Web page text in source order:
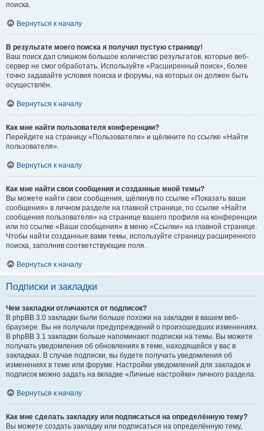
поиска.
Вернуться к началу
В результате моего поиска я получил пустую страницу!
Ваш поиск дал слишком большое количество результатов, которые веб-
сервер не смог обработать. Используйте «Расширенный поиск», более
точно задавайте условия поиска и форумы, на которых он должен быть
осуществлён.
Вернуться к началу
Как мне найти пользователя конференции?
Перейдите на страницу «Пользователи» и щёлкните по ссылке «Найти
пользователя».
Вернуться к началу
Как мне найти свои сообщения и созданные мной темы?
Вы можете найти свои сообщения, щёлкнув по ссылке «Показать ваши
сообщения» в личном разделе на главной странице, по ссылке «Найти
сообщения пользователя» на странице вашего профиля на конференции
или по ссылке «Ваши сообщения» в меню «Ссылки» на главной странице.
Чтобы найти созданные вами темы, используйте страницу расширенного
поиска, заполнив соответствующие поля.
Вернуться к началу
Подписки и закладки
Чем закладки отличаются от подписок?
В phpBB 3.0 закладки были больше похожи на закладки в вашем веб-
браузере. Вы не получали предупреждений о произошедших изменениях.
В phpBB 3.1 закладки больше напоминают подписки на темы. Вы можете
получать уведомления об обновлениях в теме, находящейся у вас в
закладках. В случае подписки, вы будете получать уведомления об
изменениях в теме или форуме. Настройки уведомлений для закладок и
подписок можно задать на вкладке «Личные настройки» личного раздела.
Вернуться к началу
Как мне сделать закладку или подписаться на определённую тему?
Вы можете создать закладку или подписаться на определённую тему,